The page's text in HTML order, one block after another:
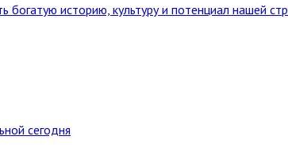
богатую историю, культуру и потенциал нашей
сегодня